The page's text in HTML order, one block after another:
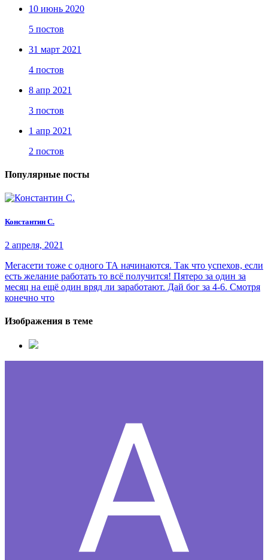
10 июнь 2020
5 постов
31 март 2021
4 постов
8 апр 2021
3 постов
1 апр 2021
2 постов
Популярные посты
Константин С.
2 апреля, 2021
Мегасети тоже с одного ТА начинаются. Так что успехов, если
есть желание работать то всё получится! Пятеро за один за
месяц на ещё один вряд ли заработают. Дай бог за 4-6. Смотря
конечно что
Изображения в теме